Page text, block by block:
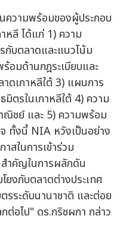
ความพร้อมของผู้ประกอบ
หลี ได้แก่ 1) ความ
บตลาดและแนวโน้ม
อมด้านกฎระเบียบและ
ดเกาหลีใต้ 3) แผนการ
ตรในเกาหลีใต้ 4) ความ
ณิชย์ และ 5) ความพร้อม
ทั้งนี้ NIA หวังเป็นอย่าง
สในการเข้าร่วม
ำคัญในการผลักดัน
ยงกับตลาดต่างประเทศ
รระดับนานาชาติ และต่อย
ต่อไป" ดร.กริชผกา กล่าว